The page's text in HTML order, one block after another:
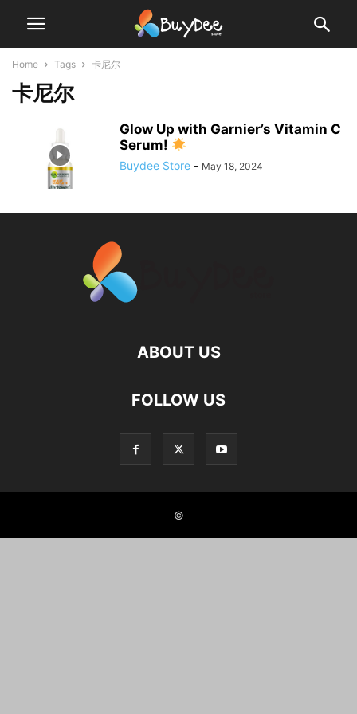
Home Tags 卡尼尔
卡尼尔
Glow Up with Garnier’s Vitamin C
Serum!
Buydee Store - May 18, 2024
ABOUT US
FOLLOW US
©